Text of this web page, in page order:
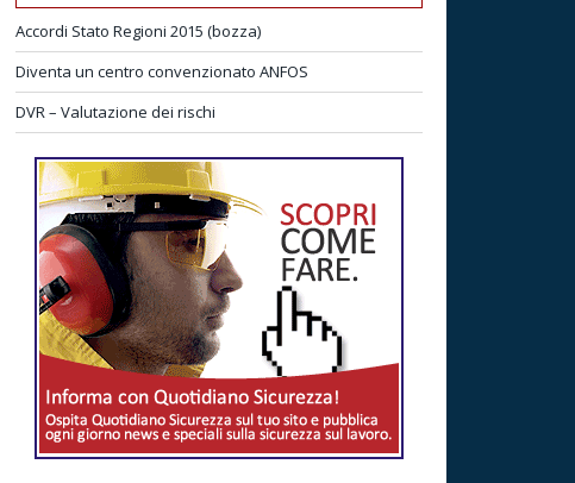
Accordi Stato Regioni 2015 (bozza)
Diventa un centro convenzionato ANFOS
DVR – Valutazione dei rischi